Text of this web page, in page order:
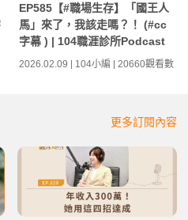
EP585【#職場生存】「國王人
馬」來了，我該走嗎？！ (#cc
字幕 ) | 104職涯診所Podcast
2026.02.09 | 104小編 | 20660觀看數
更多訂閱內容